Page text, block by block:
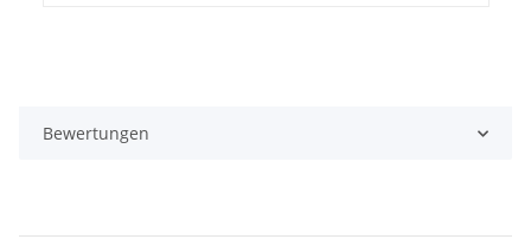
Bewertungen